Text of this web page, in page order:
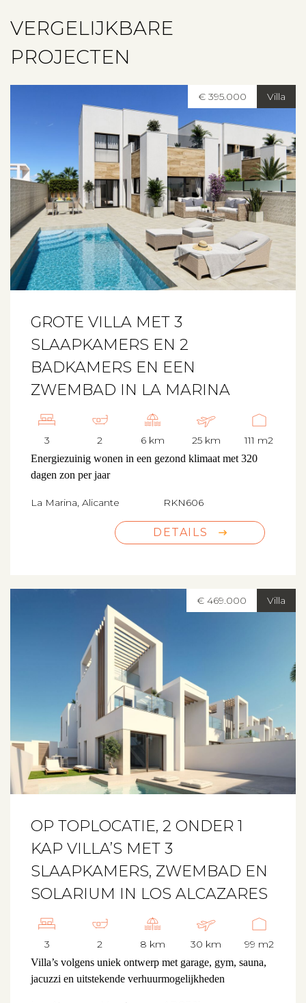
VERGELIJKBARE
PROJECTEN
Villa
€ 395.000
GROTE VILLA MET 3
SLAAPKAMERS EN 2
BADKAMERS EN EEN
ZWEMBAD IN LA MARINA
3 2 6 km 25 km 111 m2
Energiezuinig wonen in een gezond klimaat met 320
dagen zon per jaar
La Marina, Alicante RKN606
DETAILS
Villa
€ 469.000
OP TOPLOCATIE, 2 ONDER 1
KAP VILLA’S MET 3
SLAAPKAMERS, ZWEMBAD EN
SOLARIUM IN LOS ALCAZARES
3 2 8 km 30 km 99 m2
Villa’s volgens uniek ontwerp met garage, gym, sauna,
jacuzzi en uitstekende verhuurmogelijkheden